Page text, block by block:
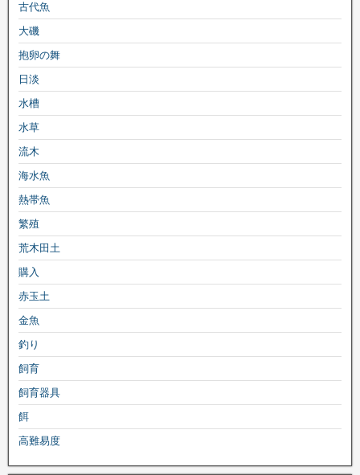
古代魚
大磯
抱卵の舞
日淡
水槽
水草
流木
海水魚
熱帯魚
繁殖
荒木田土
購入
赤玉土
金魚
釣り
飼育
飼育器具
餌
高難易度